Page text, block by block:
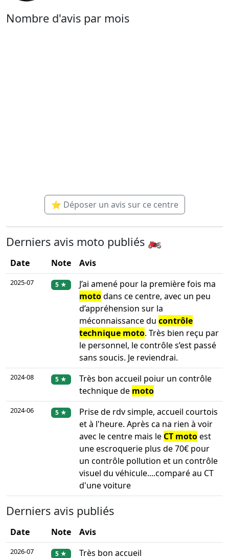
Nombre d'avis par mois
⭐ Déposer un avis sur ce centre
Derniers avis moto publiés 🏍️
Date Note Avis
2025-07 5 ★
J’ai amené pour la première fois ma
motodans ce centre, avec un peu
d’appréhension sur la
méconnaissance du contrôle
technique moto. Très bien reçu par
le personnel, le contrôle s’est passé
sans soucis. Je reviendrai.
2024-08 5 ★
Très bon accueil poiur un contrôle
technique de moto
2024-06 5 ★
Prise de rdv simple, accueil courtois
et à l'heure. Après ca na rien à voir
avec le centre mais le CT motoest
une escroquerie plus de 70€ pour
un contrôle pollution et un contrôle
visuel du véhicule....comparé au CT
d'une voiture
Derniers avis publiés
Date Note Avis
2026-07 5 ★ Très bon accueil